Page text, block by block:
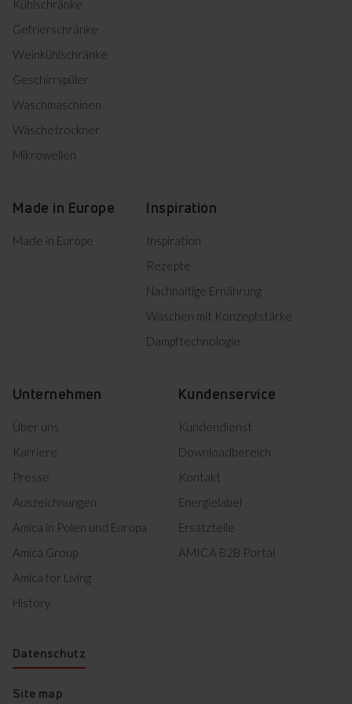
Einbauzeichnung
Product photo KMI 751 100 E
E
E
E
Product photo KMI 751 100
Alles herunterladen (14)
Kühlschränke
Gefrierschränke
Weinkühlschränke
Geschirrspüler
Waschmaschinen
Wäschetrockner
Mikrowellen
Made in Europe
Made in Europe
Inspiration
Inspiration
Rezepte
Nachhaltige Ernährung
Waschen mit Konzeptstärke
Dampftechnologie
Unternehmen
Über uns
Karriere
Presse
Auszeichnungen
Amica in Polen und Europa
Amica Group
Amica for Living
History
Kundenservice
Kundendienst
Downloadbereich
Kontakt
Energielabel
Ersatzteile
AMICA B2B Portal
Datenschutz
Site map